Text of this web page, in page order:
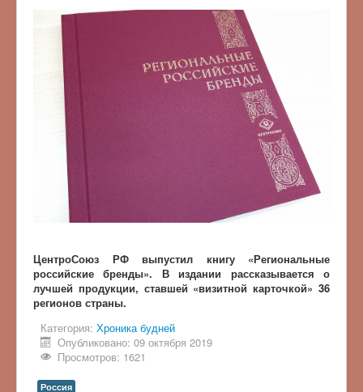
ЦентроСоюз РФ выпустил книгу «Региональные
российские бренды». В издании рассказывается о
лучшей продукции, ставшей «визитной карточкой» 36
регионов страны.
Категория: Хроника будней
Опубликовано: 09 октября 2019
Просмотров: 1621
Россия